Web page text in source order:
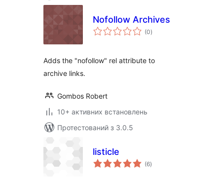
Nofollow Archives
(0загальний
рейтинг
)
Adds the "nofollow" rel attribute to
archive links.
Gombos Robert
10+ активних встановлень
Протестований з 3.0.5
listicle
(6загальний
рейтинг
)